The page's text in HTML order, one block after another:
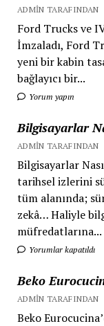
ADMIN TARAFINDAN
Ford Trucks ve
İmzaladı, Ford
yeni bir kabin
bağlayıcı bir...
Yorum yapın
Bilgisayarlar
ADMIN TARAFINDAN
Bilgisayarlar
tarihsel izlerini
tüm alanında;
zekâ… Haliyle
müfredatlarına...
Yorumlar kapatıldı
Beko
ADMIN TARAFINDAN
Beko